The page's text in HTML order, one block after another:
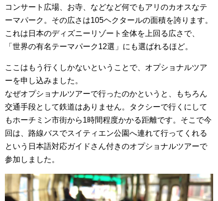
コンサート広場、お寺、などなど何でもアリのカオスなテ
ーマパーク。その広さは105ヘクタールの面積を誇ります。
これは日本のディズニーリゾート全体を上回る広さで、
「世界の有名テーマパーク12選」にも選ばれるほど。
ここはもう行くしかないということで、オプショナルツア
ーを申し込みました。
なぜオプショナルツアーで行ったのかというと、もちろん
交通手段として鉄道はありません。タクシーで行くにして
もホーチミン市街から1時間程度かかる距離です。そこで今
回は、路線バスでスイティエン公園へ連れて行ってくれる
という日本語対応ガイドさん付きのオプショナルツアーで
参加しました。